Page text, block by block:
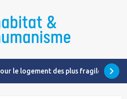
le logement des plus fragiles